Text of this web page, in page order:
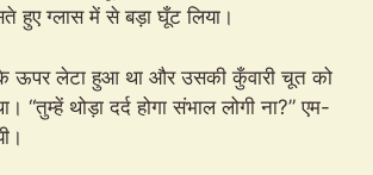
हुए ग्लास में से बड़ा घूँट लिया।
ऊपर लेटा हुआ था और उसकी कुँवारी चूत को
“तुम्हें थोड़ा दर्द होगा संभाल लोगी ना?” एम-